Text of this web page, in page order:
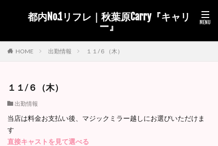
都内No.1リフレ｜秋葉原Carry『キャリ
ー』
HOME 出勤情報 １１/６（木）
１１/６（木）
出勤情報
当店は料金お支払い後、マジックミラー越しにお選びいただけま
す
直接キャストを見て選べる